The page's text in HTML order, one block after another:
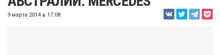
9 марта 2014 в 17:08